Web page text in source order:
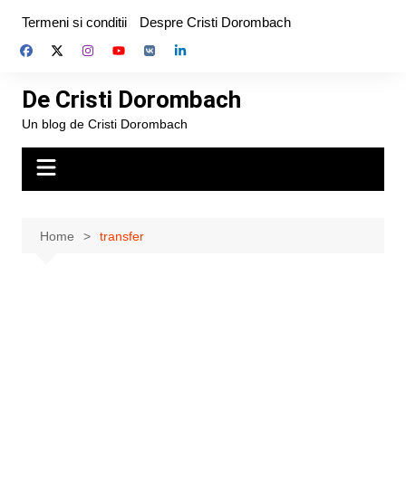
content
Termeni si conditii Despre Cristi Dorombach
De Cristi Dorombach
Un blog de Cristi Dorombach
Home transfer